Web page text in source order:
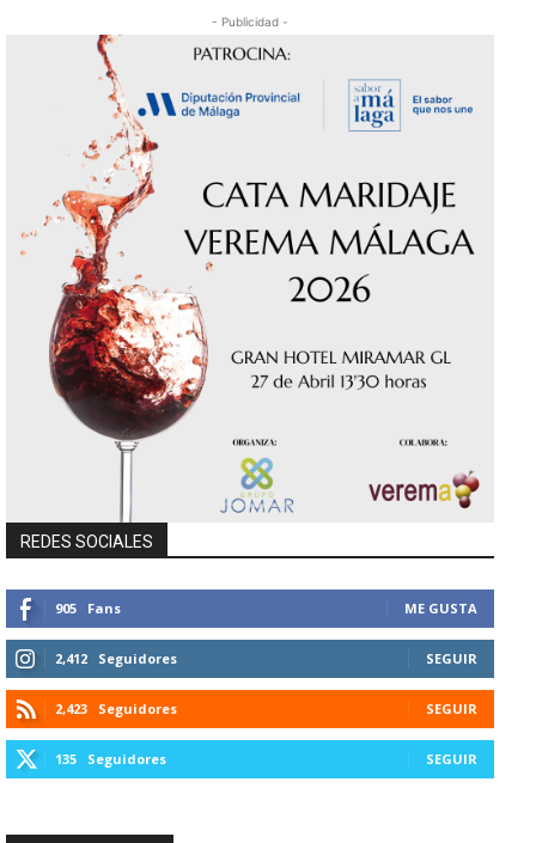
- Publicidad -
REDES SOCIALES
905 Fans ME GUSTA
2,412 Seguidores SEGUIR
2,423 Seguidores SEGUIR
135 Seguidores SEGUIR